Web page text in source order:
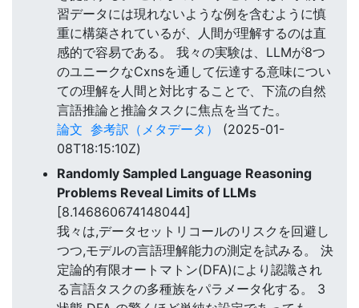
習データには現れないような例を含むように慎
重に構築されているが、人間が理解するのは直
感的で容易である。 我々の実験は、LLMが8つ
のユニークなCxnsを通して伝達する意味につい
ての理解を人間と対比することで、下流の自然
言語推論と推論タスクに焦点を当てた。
論文 参考訳（メタデータ）
(2025-01-
08T18:15:10Z)
Randomly Sampled Language Reasoning
Problems Reveal Limits of LLMs
[8.146860674148044]
我々は,データセットリコールのリスクを回避し
つつ,モデルの言語理解能力の測定を試みる。 決
定論的有限オートマトン(DFA)により認識され
る言語タスクの多種族をパラメータ化する。 3